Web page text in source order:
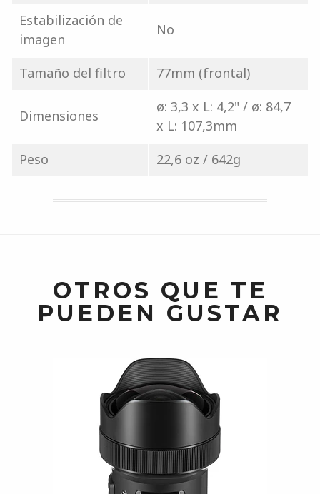
Estabilización de
imagen
No
Tamaño del filtro 77mm (frontal)
Dimensiones
ø: 3,3 x L: 4,2" / ø: 84,7
x L: 107,3​​mm
Peso
22,6 oz / 642g
OTROS QUE TE
PUEDEN GUSTAR